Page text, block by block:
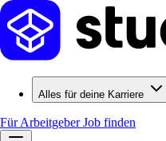
Alles für deine Karriere
Für ArbeitgeberJob finden